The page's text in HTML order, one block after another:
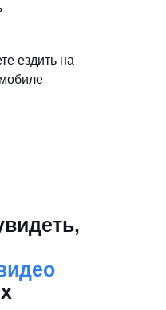
ездить на